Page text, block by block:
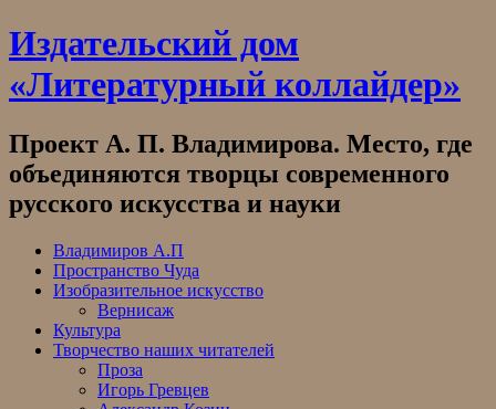
Skip
to
content
Издательский дом
«Литературный коллайдер»
Проект А. П. Владимирова. Место, где
объединяются творцы современного
русского искусства и науки
Владимиров А.П
Пространство Чуда
Изобразительное искусство
Вернисаж
Культура
Творчество наших читателей
Проза
Игорь Гревцев